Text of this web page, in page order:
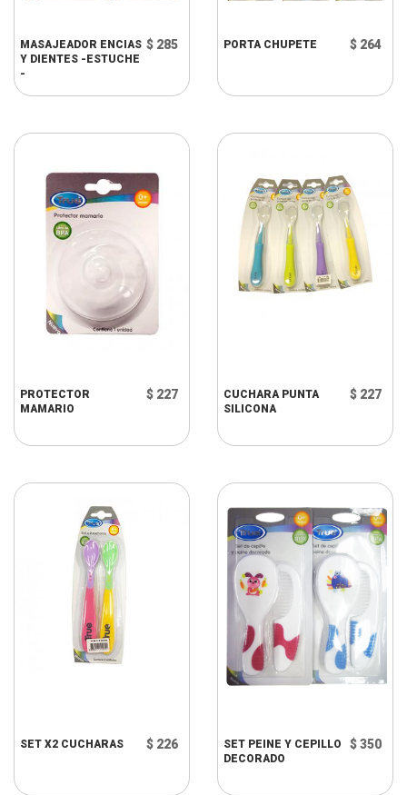
MASAJEADOR ENCIAS
Y DIENTES -ESTUCHE
-
$ 285 PORTA CHUPETE $ 264
PROTECTOR
MAMARIO
$ 227
CUCHARA PUNTA
SILICONA
$ 227
SET X2 CUCHARAS $ 226
SET PEINE Y CEPILLO
DECORADO
$ 350